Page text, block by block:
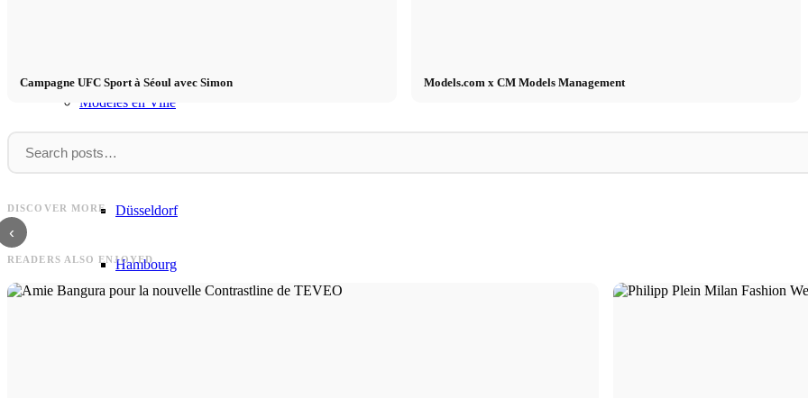
Modèles en Ville
Düsseldorf
Hambourg
Campagne UFC Sport à Séoul avec Simon Models.com x CM Models Management
DISCOVER MORE
‹
Lanidor sur un ranch
READERS ALSO ENJOYED